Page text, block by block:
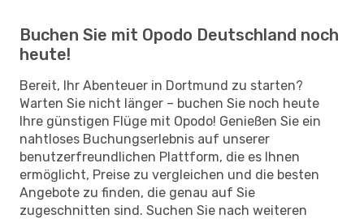
Buchen Sie mit Opodo Deutschland noch
heute!
Bereit, Ihr Abenteuer in Dortmund zu starten?
Warten Sie nicht länger – buchen Sie noch heute
Ihre günstigen Flüge mit Opodo! Genießen Sie ein
nahtloses Buchungserlebnis auf unserer
benutzerfreundlichen Plattform, die es Ihnen
ermöglicht, Preise zu vergleichen und die besten
Angebote zu finden, die genau auf Sie
zugeschnitten sind. Suchen Sie nach weiteren